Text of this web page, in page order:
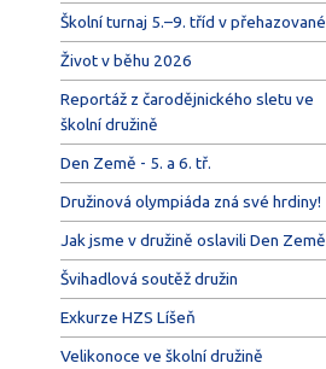
Školní turnaj 5.–9. tříd v přehazované
Život v běhu 2026
Reportáž z čarodějnického sletu ve
školní družině
Den Země - 5. a 6. tř.
Družinová olympiáda zná své hrdiny!
Jak jsme v družině oslavili Den Země
Švihadlová soutěž družin
Exkurze HZS Líšeň
Velikonoce ve školní družině